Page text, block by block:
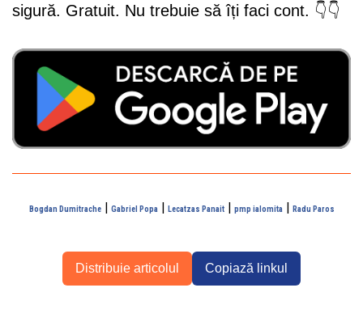
sigură. Gratuit. Nu trebuie să îți faci cont. 👇👇
Bogdan Dumitrache| Gabriel Popa| Lecatzas Panait| pmp ialomita| Radu Paros
Distribuie articolul Copiază linkul